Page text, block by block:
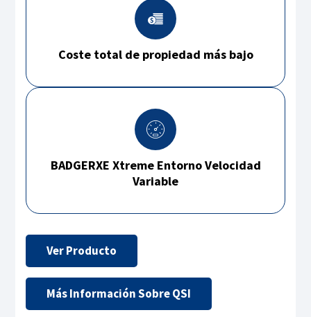
Coste total de propiedad más bajo
BADGERXE Xtreme Entorno Velocidad
Variable
Ver Producto
Más Información Sobre QSI